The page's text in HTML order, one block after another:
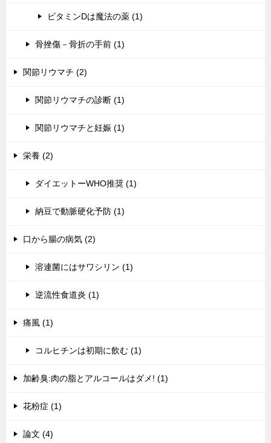
ビタミンDは魔法の薬 (1)
骨挫傷－骨折の手前 (1)
関節リウマチ (2)
関節リウマチの診断 (1)
関節リウマチと妊娠 (1)
栄養 (2)
ダイエットーWHO推奨 (1)
納豆で動脈硬化予防 (1)
口から腸の病気 (2)
溶連菌にはサワシリン (1)
逆流性食道炎 (1)
痛風 (1)
コルヒチンは初期に飲む (1)
加齢臭:肉の脂とアルコールはダメ! (1)
花粉症 (1)
論文 (4)